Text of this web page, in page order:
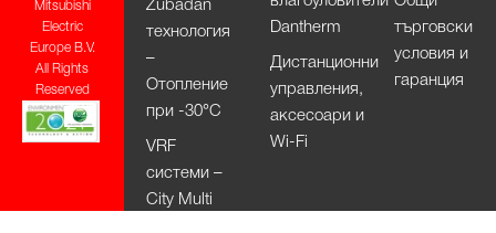
Mitsubishi
Electric
Europe B.V.
All Rights
Reserved
Zubadan
технология
–
Отопление
при -30°С
VRF
системи –
City Multi
Dantherm
Дистанционни
управления,
аксесоари и
Wi-Fi
търговски
условия и
гаранция